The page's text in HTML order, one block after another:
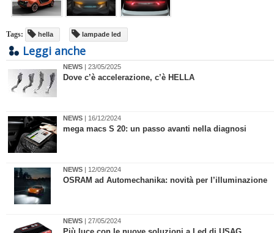
Tags: hella lampade led
Leggi anche
NEWS | 23/05/2025
Dove c’è accelerazione, c’è HELLA
NEWS | 16/12/2024
mega macs S 20: un passo avanti nella diagnosi
NEWS | 12/09/2024
OSRAM ad Automechanika: novità per l’illuminazione
NEWS | 27/05/2024